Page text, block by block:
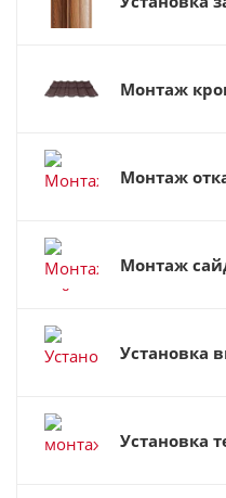
Монтаж
Монтаж
Монтаж
Установка
Установка